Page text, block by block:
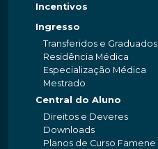
Incentivos
Ingresso
Transferidos e Graduados
Residência Médica
Especialização Médica
Mestrado
Central do Aluno
Direitos e Deveres
Downloads
Planos de Curso Famene